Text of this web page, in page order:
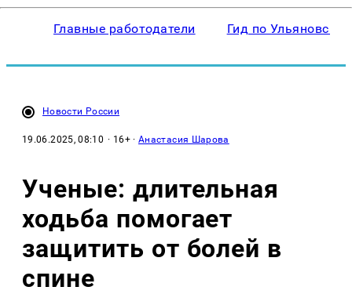
Главные работодатели Гид по Ульяновску
Новости России
19.06.2025, 08:10 · 16+ ·Анастасия Шарова
Ученые: длительная
ходьба помогает
защитить от болей в
спине